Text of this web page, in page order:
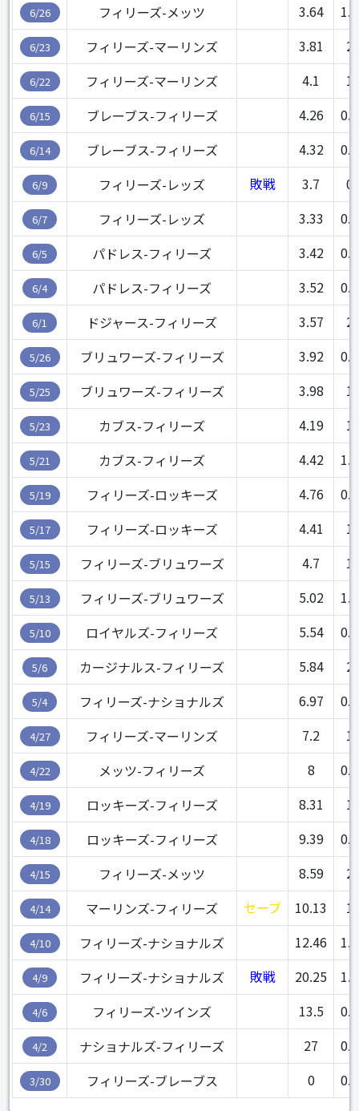
6/26 フィリーズ-メッツ 3.64 1.1
6/23 フィリーズ-マーリンズ 3.81 2
6/22 フィリーズ-マーリンズ 4.1 1
6/15 ブレーブス-フィリーズ 4.26 0.1
6/14 ブレーブス-フィリーズ 4.32 0.2
6/9 フィリーズ-レッズ 敗戦 3.7 0
6/7 フィリーズ-レッズ 3.33 0.2
6/5 パドレス-フィリーズ 3.42 0.2
6/4 パドレス-フィリーズ 3.52 0.1
6/1 ドジャース-フィリーズ 3.57 2
5/26 ブリュワーズ-フィリーズ 3.92 0.1
5/25 ブリュワーズ-フィリーズ 3.98 1
5/23 カブス-フィリーズ 4.19 1
5/21 カブス-フィリーズ 4.42 1.1
5/19 フィリーズ-ロッキーズ 4.76 0.2
5/17 フィリーズ-ロッキーズ 4.41 1
5/15 フィリーズ-ブリュワーズ 4.7 1
5/13 フィリーズ-ブリュワーズ 5.02 1.1
5/10 ロイヤルズ-フィリーズ 5.54 0.2
5/6 カージナルス-フィリーズ 5.84 2
5/4 フィリーズ-ナショナルズ 6.97 0.1
4/27 フィリーズ-マーリンズ 7.2 1
4/22 メッツ-フィリーズ 8 0.1
4/19 ロッキーズ-フィリーズ 8.31 1
4/18 ロッキーズ-フィリーズ 9.39 0.1
4/15 フィリーズ-メッツ 8.59 2
4/14 マーリンズ-フィリーズ セーブ 10.13 1
4/10 フィリーズ-ナショナルズ 12.46 1.2
4/9 フィリーズ-ナショナルズ 敗戦 20.25 1.1
4/6 フィリーズ-ツインズ 13.5 0.2
4/2 ナショナルズ-フィリーズ 27 0.1
3/30 フィリーズ-ブレーブス 0 0.1